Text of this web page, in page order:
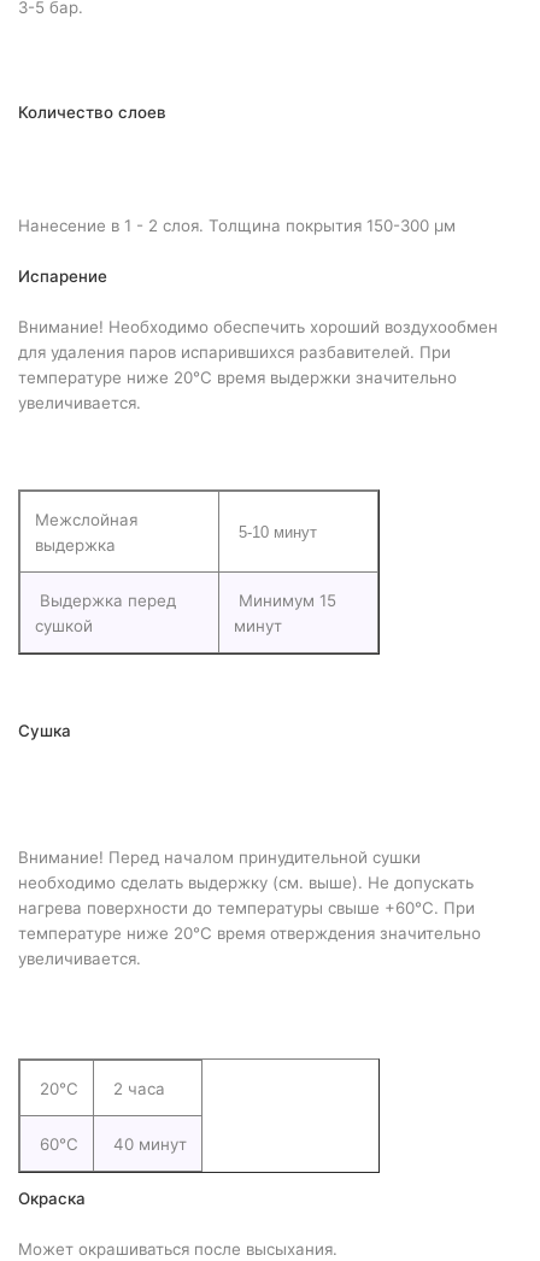
3-5 бар.
Количество слоев
Нанесение в 1 - 2 слоя. Толщина покрытия 150-300 µм
Испарение
Внимание! Необходимо обеспечить хороший воздухообмен
для удаления паров испарившихся разбавителей. При
температуре ниже 20°С время выдержки значительно
увеличивается.
Межслойная
выдержка
5-10 минут
Выдержка перед
сушкой
Минимум 15
минут
Сушка
Внимание! Перед началом принудительной сушки
необходимо сделать выдержку (см. выше). Не допускать
нагрева поверхности до температуры свыше +60°С. При
температуре ниже 20°С время отверждения значительно
увеличивается.
20°С 2 часа
60°С 40 минут
Окраска
Может окрашиваться после высыхания.